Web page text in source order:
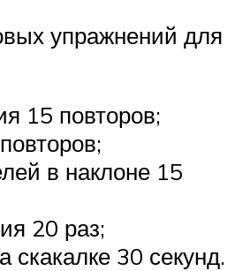
упражнений для
15 повторов;
в наклоне 15
20 раз;
скакалке 30 секунд.